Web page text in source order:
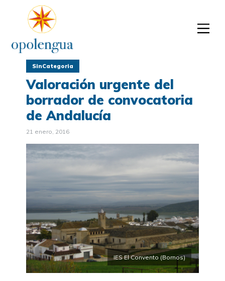
SinCategoria
Valoración urgente del
borrador de convocatoria
de Andalucía
21 enero, 2016
IES El Convento (Bornos)